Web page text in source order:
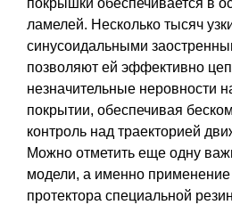
ламелей. Несколько тысяч
синусоидальными
позволяют ей эффективно
незначительные неровности
покрытии, обеспечивая
контроль над траекторией
Можно отметить еще одну
модели, а именно применение
протектора специальной